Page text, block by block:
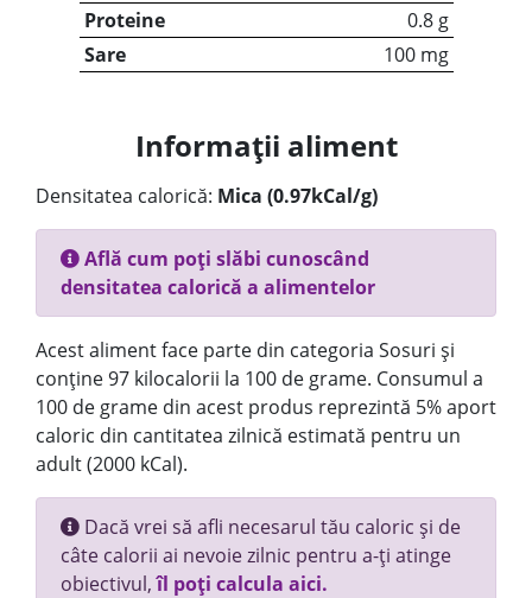
Proteine
0.8 g
Sare
100 mg
Informații aliment
Densitatea calorică: Mica (0.97kCal/g)
Află cum poți slăbi cunoscând
densitatea calorică a alimentelor
Acest aliment face parte din categoria Sosuri și
conține 97 kilocalorii la 100 de grame. Consumul a
100 de grame din acest produs reprezintă 5% aport
caloric din cantitatea zilnică estimată pentru un
adult (2000 kCal).
Dacă vrei să afli necesarul tău caloric și de
câte calorii ai nevoie zilnic pentru a-ți atinge
obiectivul,îl poți calcula aici.